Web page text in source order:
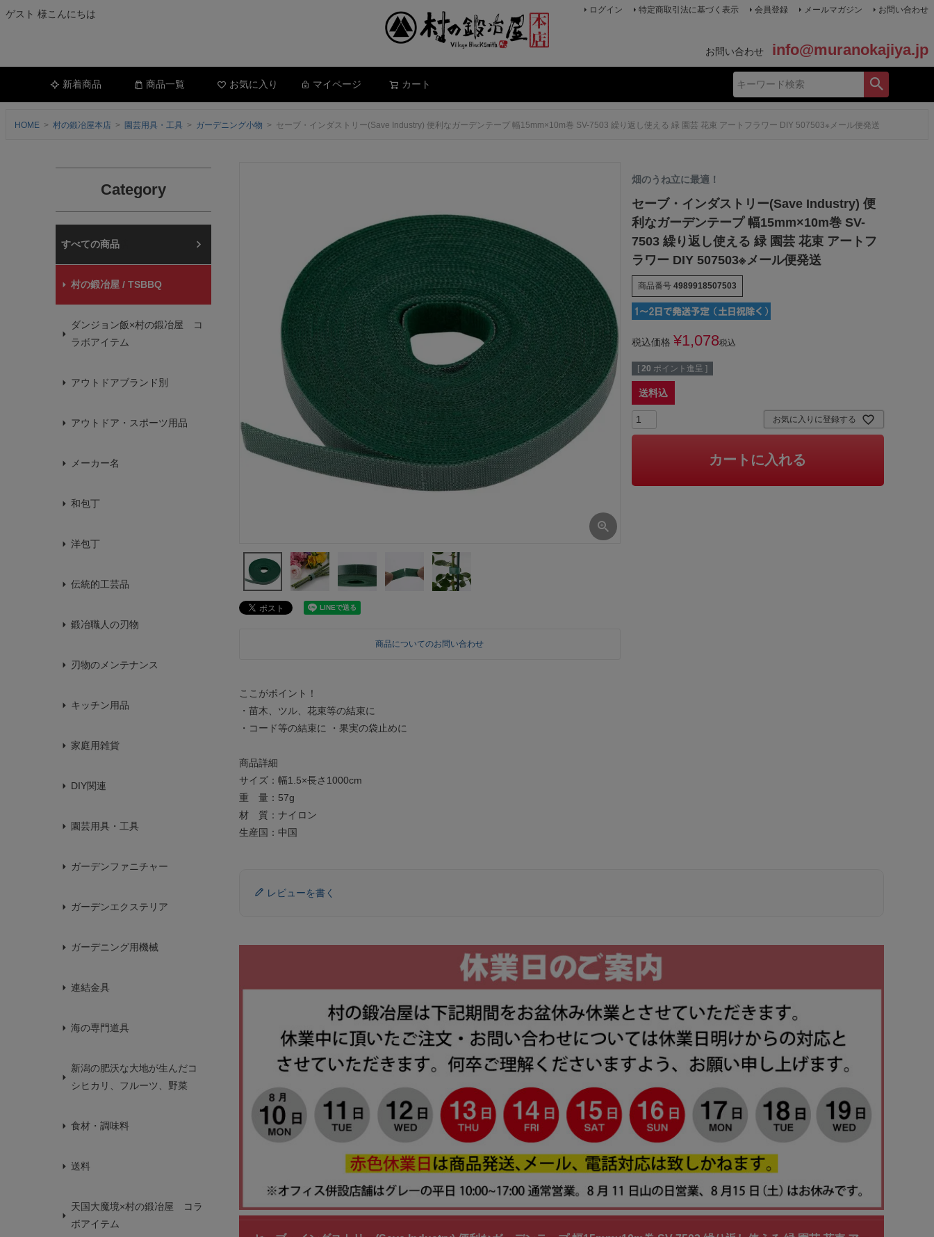
ゲスト 様こんにちは ログイン 特定商取引法に基づく表示 会員登録 メールマガジン お問い合わせ
お問い合わせ info@muranokajiya.jp
新着商品 商品一覧 お気に入り マイページ カート
HOME 村の鍛冶屋本店 園芸用具・工具 ガーデニング小物 セーブ・インダストリー(Save Industry) 便利なガーデンテープ 幅15mm×10m巻 SV-7503 繰り返し使える 緑 園芸 花束 アートフラワー DIY 507503※メール便発送
Category
村の鍛冶屋本店
村の鍛冶屋 / TSBBQ
ダンジョン飯×村の鍛冶屋 コ
ラボアイテム
アウトドアブランド別
アウトドア・スポーツ用品
メーカー名
和包丁
洋包丁
伝統的工芸品
鍛冶職人の刃物
刃物のメンテナンス
キッチン用品
家庭用雑貨
DIY関連
園芸用具・工具
ガーデンファニチャー
ガーデンエクステリア
ガーデニング用機械
連結金具
海の専門道具
新潟の肥沃な大地が生んだコ
シヒカリ、フルーツ、野菜
食材・調味料
送料
天国大魔境×村の鍛冶屋 コラ
ボアイテム
商品についてのお問い合わせ
畑のうね立に最適！
セーブ・インダストリー(Save Industry) 便
利なガーデンテープ 幅15mm×10m巻 SV-
7503 繰り返し使える 緑 園芸 花束 アートフ
ラワー DIY 507503※メール便発送
商品番号 4989918507503
税込価格 ¥1,078税込
[ 20 ポイント進呈 ]
送料込
お気に入りに登録する
カートに入れる
ここがポイント！
・苗木、ツル、花束等の結束に
・コード等の結束に ・果実の袋止めに
商品詳細
サイズ：幅1.5×長さ1000cm
重 量：57g
材 質：ナイロン
生産国：中国
レビューを書く